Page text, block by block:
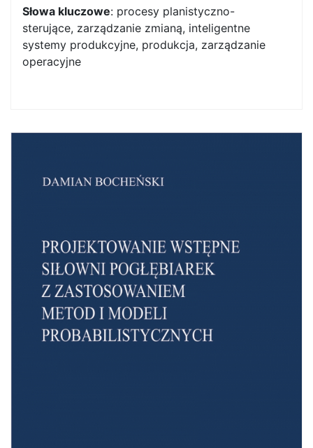
Słowa kluczowe: procesy planistyczno-
sterujące, zarządzanie zmianą, inteligentne
systemy produkcyjne, produkcja, zarządzanie
operacyjne